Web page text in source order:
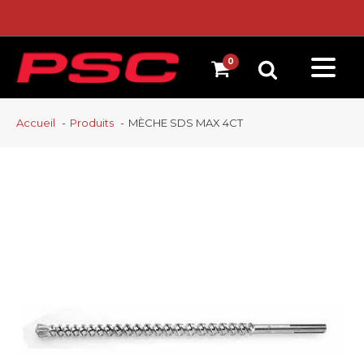
Accueil Produits MÈCHE SDS MAX 4CT